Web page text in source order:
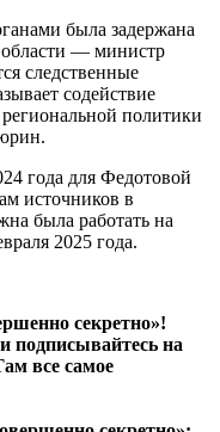
была задержана
области — министр
следственные
содействие
политики
года для Федотовой
источников в
была работать на
2025 года.
секретно»!
и подписывайтесь на
все самое